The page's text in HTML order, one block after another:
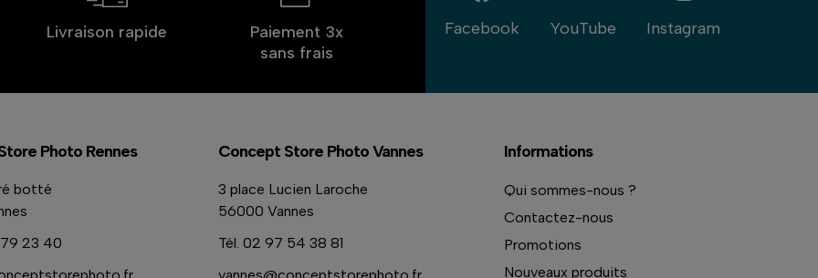
Livraison rapide
Paiement 3x
sans frais
Facebook YouTube Instagram
Photo Rennes
botté
23 40
Concept Store Photo Vannes
3 place Lucien Laroche
56000 Vannes
Tél. 02 97 54 38 81
vannes@conceptstorephoto.fr
Informations
Qui sommes-nous ?
Contactez-nous
Promotions
Nouveaux produits